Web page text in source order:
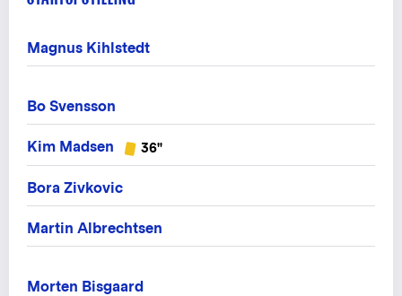
Magnus Kihlstedt
Bo Svensson
Kim Madsen 36"
Bora Zivkovic
Martin Albrechtsen
Morten Bisgaard